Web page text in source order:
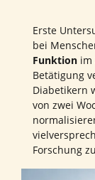
Erste
bei
Funktion im
Betätigung
Diabetikern
von zwei
Forschung